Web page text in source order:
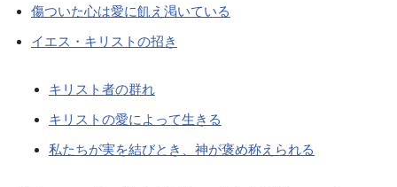
傷ついた心は愛に飢え渇いている
イエス・キリストの招き
キリスト者の群れ
キリストの愛によって生きる
私たちが実を結びとき、神が褒め称えられる